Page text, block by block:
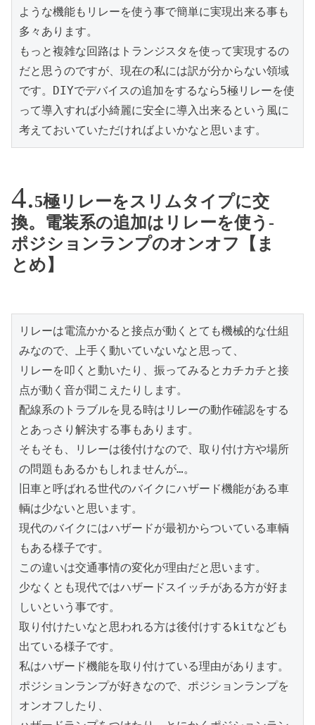
ような機能もリレーを使う事で簡単に実現出来る事も
多々あります。
もっと複雑な回路はトランジスタを使って実現するの
だと思うのですが、現在の私には訳が分からない領域
です。DIYでデバイスの追加をするなら5極リレーを使
って導入すれば小綺麗に安全に導入出来るという風に
考えておいていただければよいかなと思います。
5極リレーをスリムタイプに交
換。電装系の追加はリレーを使う-
ポジションランプのオンオフ【ま
とめ】
リレーは電流かかると接点が動くとても機械的な仕組
みなので、上手く動いていないなと思って、
リレーを叩くと動いたり、振ってみるとカチカチと接
点が動く音が聞こえたりします。
配線系のトラブルを見る時はリレーの動作確認をする
とあっさり解決する事もあります。
そもそも、リレーは後付けなので、取り付け方や場所
の問題もあるかもしれませんが…。
旧車と呼ばれる世代のバイクにハザード機能がある車
輌は少ないと思います。
現代のバイクにはハザードが最初からついている車輌
もある様子です。
この違いは交通事情の変化が理由だと思います。
少なくとも現代ではハザードスイッチがある方が好ま
しいという事です。
取り付けたいなと思われる方は後付けするkitなども
出ている様子です。
私はハザード機能を取り付けている理由があります。
ポジションランプが好きなので、ポジションランプを
オンオフしたり、